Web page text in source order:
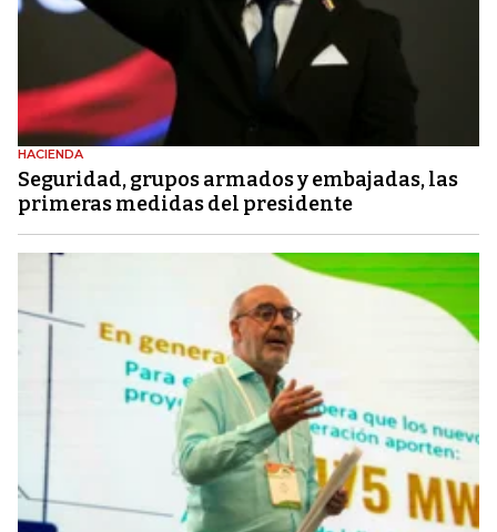
HACIENDA
Seguridad, grupos armados y embajadas, las
primeras medidas del presidente